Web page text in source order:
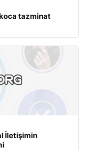
koca tazminat
İletişimin